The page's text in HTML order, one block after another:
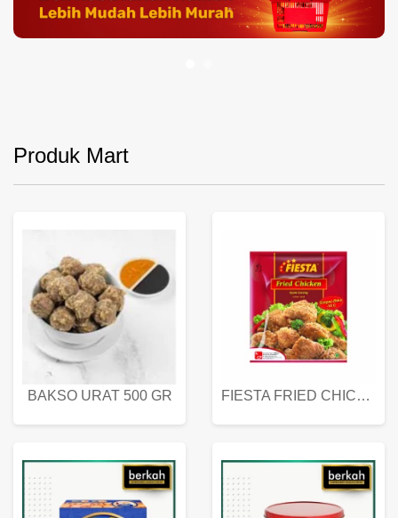
Produk Mart
BAKSO URAT 500 GR FIESTA FRIED CHICKEN 500 GR